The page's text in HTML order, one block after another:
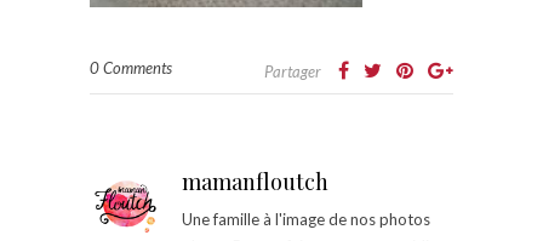
0 Comments Partager
mamanfloutch
Une famille à l'image de nos photos